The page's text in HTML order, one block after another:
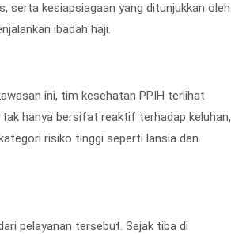
serta kesiapsiagaan yang ditunjukkan oleh
ibadah haji.
ini, tim kesehatan PPIH terlihat
hanya bersifat reaktif terhadap keluhan,
risiko tinggi seperti lansia dan
pelayanan tersebut. Sejak tiba di